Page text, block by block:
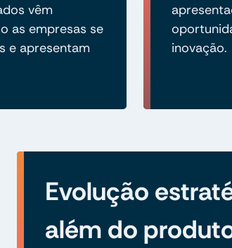
vêm
as empresas se
e apresentam
inovação.
Evolução
além do